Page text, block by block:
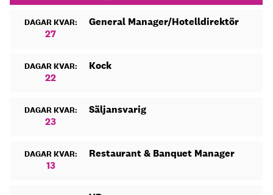
DAGAR KVAR:
27
General Manager/Hotelldirektör
DAGAR KVAR:
22
Kock
DAGAR KVAR:
23
Säljansvarig
DAGAR KVAR:
13
Restaurant & Banquet Manager